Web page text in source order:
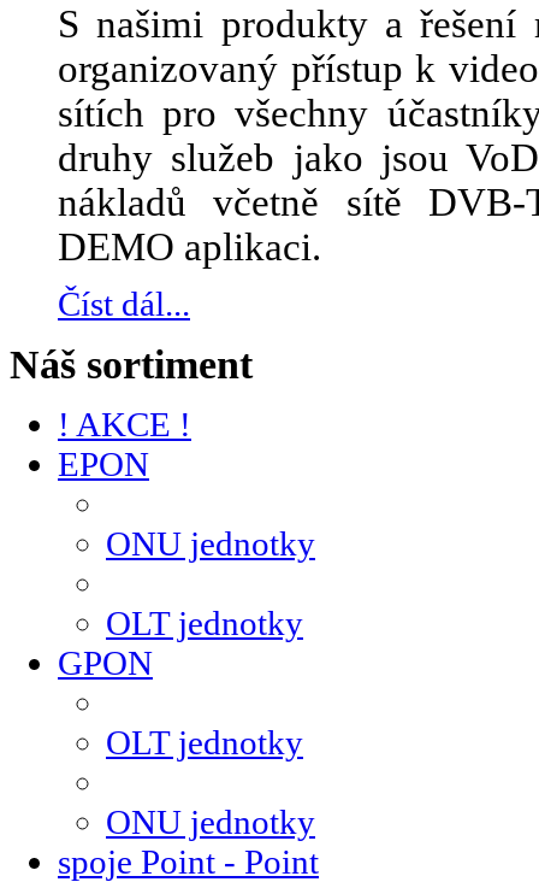
S našimi produkty a řešení
organizovaný přístup k
sítích pro všechny
druhy služeb jako jsou
nákladů včetně sítě
DEMO aplikaci.
Číst dál...
Náš sortiment
! AKCE !
EPON
ONU jednotky
OLT jednotky
GPON
OLT jednotky
ONU jednotky
spoje Point - Point